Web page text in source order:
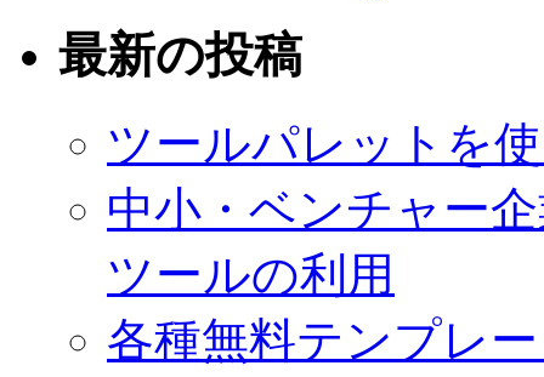
最新の投稿
ツールパレットを
中小・ベンチャー
ツールの利用
各種無料テンプレ